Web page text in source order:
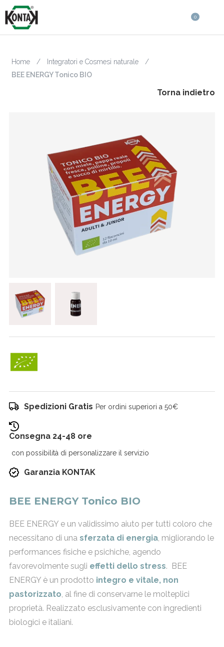
0
Home / Integratori e Cosmesi naturale
/
BEE ENERGY Tonico BIO
Torna indietro
Spedizioni Gratis Per ordini superiori a 50€
Consegna 24-48 ore
con possibilità di personalizzare il servizio
Garanzia KONTAK
BEE ENERGY Tonico BIO
BEE ENERGY e un validissimo aiuto per tutti coloro che
necessitano di una sferzata di energia, migliorando le
performances fisiche e psichiche, agendo
favorevolmente sugli effetti dello stress. BEE
ENERGY è un prodotto integro e vitale, non
pastorizzato, al fine di conservarne le molteplici
proprietà. Realizzato esclusivamente con ingredienti
biologici e italiani.